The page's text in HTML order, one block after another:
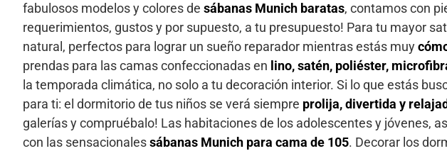
fabulosos modelos y colores de sábanas Munich baratas, contamos con
requerimientos, gustos y por supuesto, a tu presupuesto! Para tu mayor
natural, perfectos para lograr un sueño reparador mientras estás muy
prendas para las camas confeccionadas en lino, satén, poliéster,
la temporada climática, no solo a tu decoración interior. Si lo que estás
para ti: el dormitorio de tus niños se verá siempre prolija, divertida y
galerías y compruébalo! Las habitaciones de los adolescentes y jóvenes,
con las sensacionalessábanas Munich para cama de 105. Decorar los